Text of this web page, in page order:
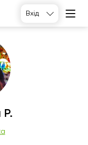
Вхід
людей рекомендують
Р.
вт